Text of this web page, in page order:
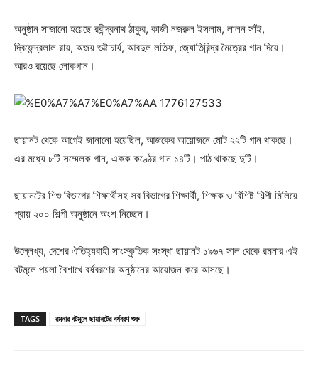
অনুষ্ঠান সাজানো হয়েছে রবীন্দ্রনাথ ঠাকুর, কাজী নজরুল ইসলাম, লালন সাঁই,
দ্বিজেন্দ্রলাল রায়, অজয় ভট্টাচার্য, আবদুল লতিফ, জ্যোতিরিন্দ্র মৈত্রের গান দিয়ে।
আরও রয়েছে লোকগান।
ছায়ানট থেকে আগেই জানানো হয়েছিল, আজকের আয়োজনে মোট ২২টি গান থাকছে।
এর মধ্যে ৮টি সম্মেলক গান, একক কণ্ঠের গান ১৪টি। পাঠ থাকছে দুটি।
ছায়ানটের শিশু বিভাগের শিক্ষার্থীসহ সব বিভাগের শিক্ষার্থী, শিক্ষক ও বিশিষ্ট শিল্পী মিলিয়ে
প্রায় ২০০ শিল্পী অনুষ্ঠানে অংশ নিচ্ছেন।
উল্লেখ্য, দেশের ঐতিহ্যবাহী সাংস্কৃতিক সংস্থা ছায়ানট ১৯৬৭ সাল থেকে রমনার এই
বটমূলে পয়লা বৈশাখে বর্ষবরণের অনুষ্ঠানের আয়োজন করে আসছে।
TAGS রমনার বটমূলে ছায়ানটের বর্ষবরণ শুরু